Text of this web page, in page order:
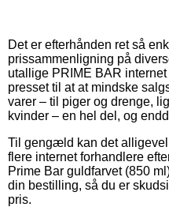
Det er efterhånden ret så
prissammenligning på
utallige PRIME BAR
presset til at at mindske
varer – til piger og drenge,
kvinder – en hel del, og
Til gengæld kan det
flere internet forhandlere
Prime Bar guldfarvet (850
din bestilling, så du er
pris.